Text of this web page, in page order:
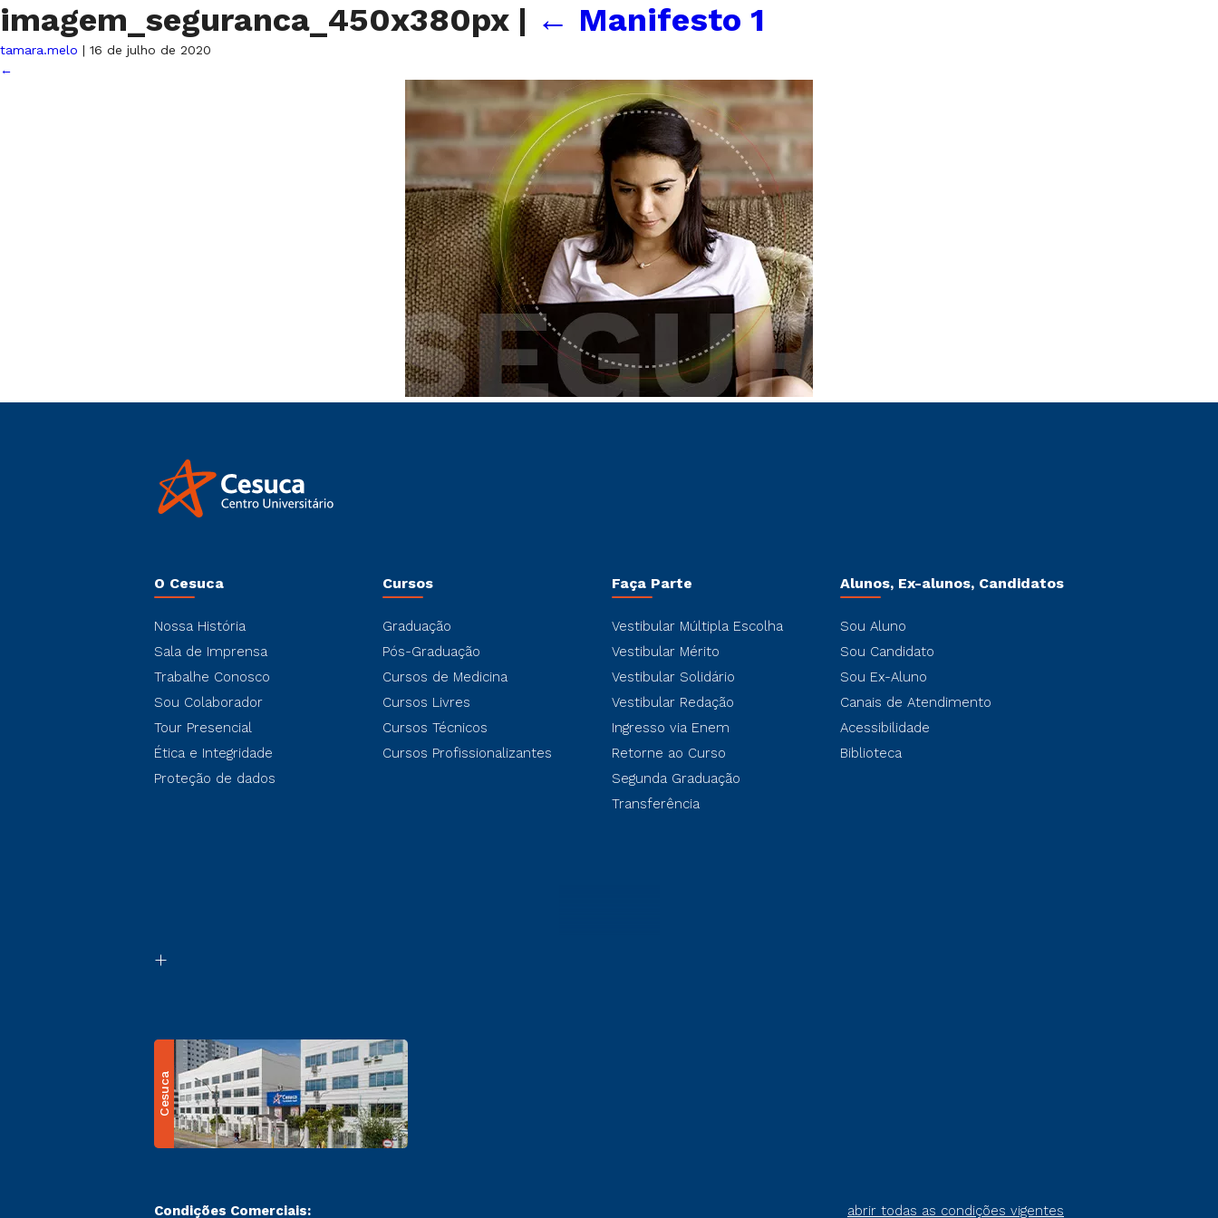
imagem_seguranca_450x380px | ← Manifesto 1
tamara.melo | 16 de julho de 2020
←
O Cesuca
Nossa História
Sala de Imprensa
Trabalhe Conosco
Sou Colaborador
Tour Presencial
Ética e Integridade
Proteção de dados
Cursos
Graduação
Pós-Graduação
Cursos de Medicina
Cursos Livres
Cursos Técnicos
Cursos Profissionalizantes
Faça Parte
Vestibular Múltipla Escolha
Vestibular Mérito
Vestibular Solidário
Vestibular Redação
Ingresso via Enem
Retorne ao Curso
Segunda Graduação
Transferência
Alunos, Ex-alunos, Candidatos
Sou Aluno
Sou Candidato
Sou Ex-Aluno
Canais de Atendimento
Acessibilidade
Biblioteca
Cesuca
Condições Comerciais: abrir todas as condições vigentes